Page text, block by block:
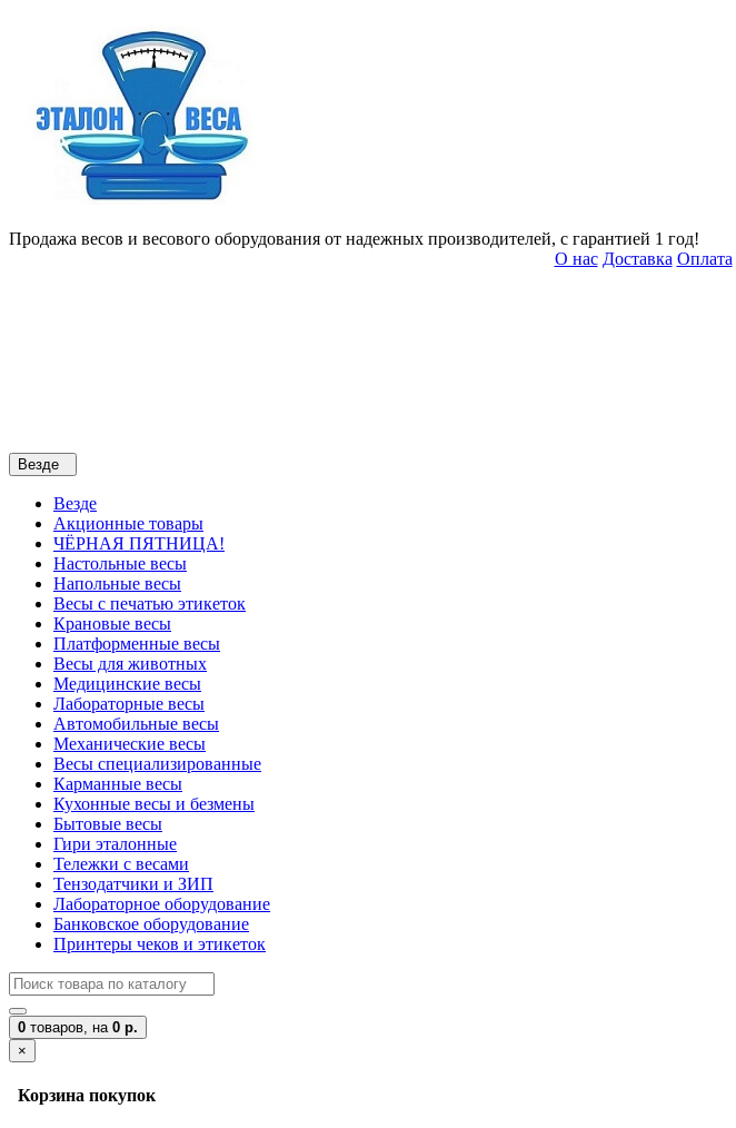
Продажа весов и весового оборудования от надежных производителей, с гарантией 1 год!
О нас Доставка Оплата
Везде
Везде
Акционные товары
ЧЁРНАЯ ПЯТНИЦА!
Настольные весы
Напольные весы
Весы с печатью этикеток
Крановые весы
Платформенные весы
Весы для животных
Медицинские весы
Лабораторные весы
Автомобильные весы
Механические весы
Весы специализированные
Карманные весы
Кухонные весы и безмены
Бытовые весы
Гири эталонные
Тележки с весами
Тензодатчики и ЗИП
Лабораторное оборудование
Банковское оборудование
Принтеры чеков и этикеток
0 товаров, на 0 р.
×
Корзина покупок